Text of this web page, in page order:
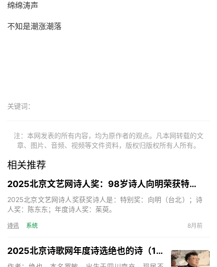
绵绵涛声
不知是潮涨潮落
关键词：
注：本网发表的所有内容，均为原作者的观点。凡本网转载的文
章、图片、音频、视频等文件资料，版权归版权所有人所有。
相关推荐
2025北京文艺网诗人奖：98岁诗人向明荣获特别奖，陈东东荣获诗人奖，茱萸荣获年度诗人奖！
2025北京文艺网诗人奖获奖诗人是：特别奖：向明（台北）；诗
人奖：陈东东；年度诗人奖：茱萸。
诗讯 系统 8月前
2025北京诗歌网年度诗选绝也的诗（15首）